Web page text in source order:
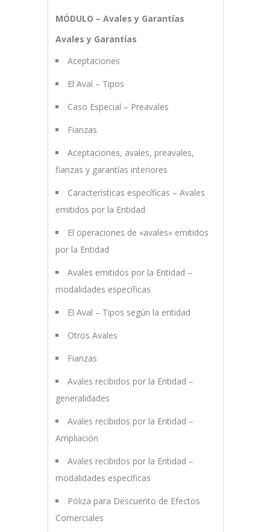
MÓDULO – Avales y Garantías
Avales y Garantías
Aceptaciones
El Aval – Tipos
Caso Especial – Preavales
Fianzas
Aceptaciones, avales, preavales,
fianzas y garantías interiores
Características específicas – Avales
emitidos por la Entidad
El operaciones de «avales» emitidos
por la Entidad
Avales emitidos por la Entidad –
modalidades específicas
El Aval – Tipos según la entidad
Otros Avales
Fianzas
Avales recibidos por la Entidad –
generalidades
Avales recibidos por la Entidad –
Ampliación
Avales recibidos por la Entidad –
modalidades específicas
Póliza para Descuento de Efectos
Comerciales